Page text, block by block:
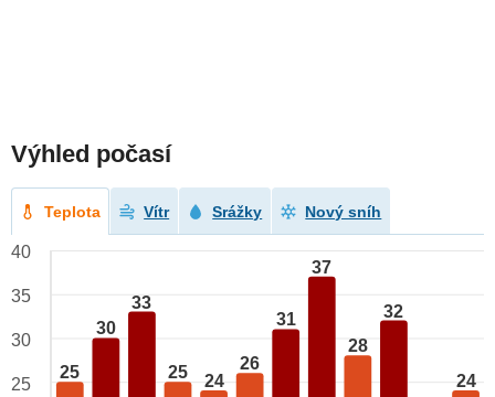
Výhled počasí
Teplota Vítr Srážky Nový sníh
25
30
33
25 24
26
31
37
28
32
24
40
35
30
25